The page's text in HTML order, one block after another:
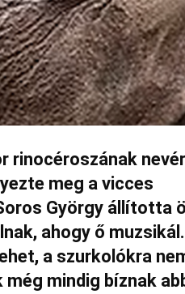
rinocéroszának
meg a vicces
György állította
ahogy ő
a szurkolókra
mindig bíznak